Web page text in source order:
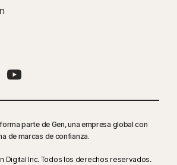
en su cuenta en my.Norton.com y seleccionando
cualquier navegador. La aplicación móvil se
son compatibles, incluidos Chrome,
al portal de Control para padres no es
en la aplicación para obtener todas las
parte de Gen, una empresa global con
de marcas de confianza.
Digital Inc. Todos los derechos reservados.